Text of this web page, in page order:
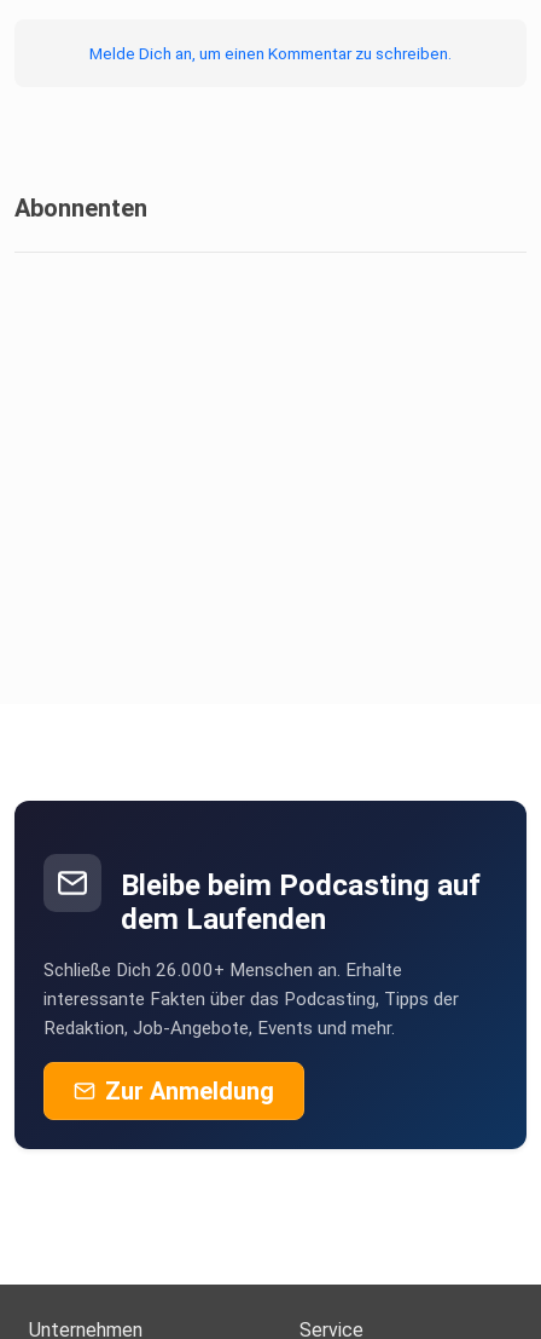
Melde Dich an, um einen Kommentar zu schreiben.
Abonnenten
Bleibe beim Podcasting auf
dem Laufenden
Schließe Dich 26.000+ Menschen an. Erhalte
interessante Fakten über das Podcasting, Tipps der
Redaktion, Job-Angebote, Events und mehr.
Zur Anmeldung
Unternehmen Service